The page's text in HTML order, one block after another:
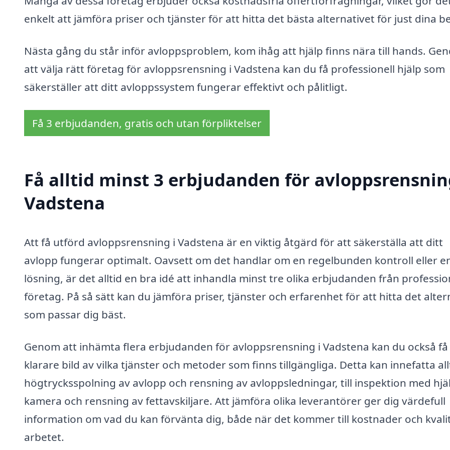
enkelt att jämföra priser och tjänster för att hitta det bästa alternativet för just dina
Nästa gång du står inför avloppsproblem, kom ihåg att hjälp finns nära till hands.
att välja rätt företag för avloppsrensning i Vadstena kan du få professionell hjälp som
säkerställer att ditt avloppssystem fungerar effektivt och pålitligt.
Få 3 erbjudanden, gratis och utan förpliktelser
Få alltid minst 3 erbjudanden för
Vadstena
Att få utförd avloppsrensning i Vadstena är en viktig åtgärd för att säkerställa att ditt
avlopp fungerar optimalt. Oavsett om det handlar om en regelbunden kontroll eller
lösning, är det alltid en bra idé att inhandla minst tre olika erbjudanden från
företag. På så sätt kan du jämföra priser, tjänster och erfarenhet för att hitta det
som passar dig bäst.
Genom att inhämta flera erbjudanden för avloppsrensning i Vadstena kan du också få
klarare bild av vilka tjänster och metoder som finns tillgängliga. Detta kan innefatta
högtrycksspolning av avlopp och rensning av avloppsledningar, till inspektion med
kamera och rensning av fettavskiljare. Att jämföra olika leverantörer ger dig värdefull
information om vad du kan förvänta dig, både när det kommer till kostnader och
arbetet.